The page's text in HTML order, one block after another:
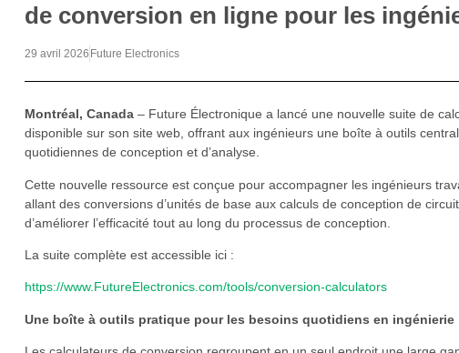
de conversion en ligne pour les
29 avril 2026 Future Electronics
Montréal, Canada– Future Électronique a lancé une nouvelle suite de
disponible sur son site web, offrant aux ingénieurs une boîte à outils
quotidiennes de conception et d’analyse.
Cette nouvelle ressource est conçue pour accompagner les ingénieurs
allant des conversions d’unités de base aux calculs de conception de
d’améliorer l’efficacité tout au long du processus de conception.
La suite complète est accessible ici :
https://www.FutureElectronics.com/tools/conversion-calculators
Une boîte à outils pratique pour les besoins quotidiens en ingénierie